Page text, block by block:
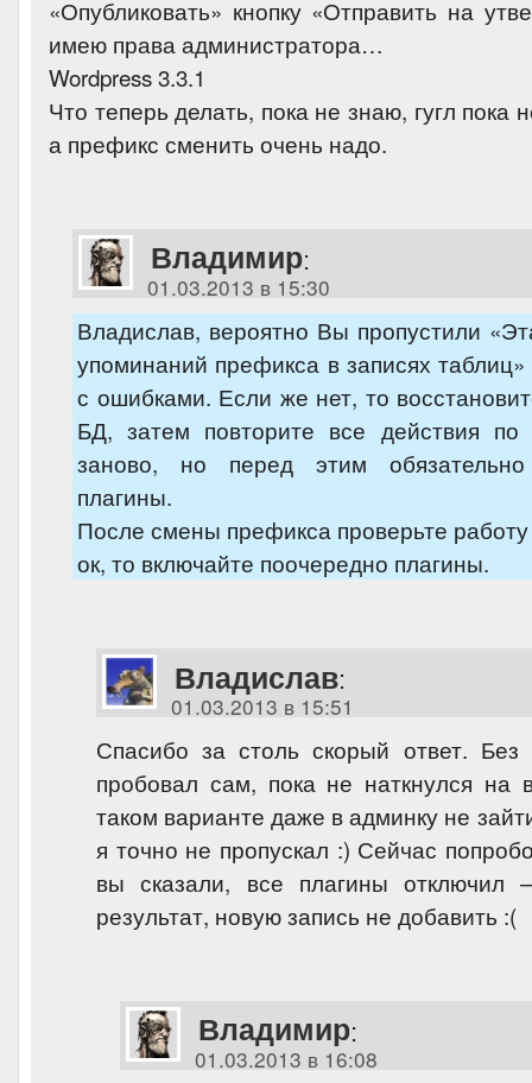
«Опубликовать» кнопку «Отправить на
имею права администратора…
Wordpress 3.3.1
Что теперь делать, пока не знаю, гугл пока
а префикс сменить очень надо.
Владимир:
01.03.2013 в 15:30
Владислав, вероятно Вы пропустили
упоминаний префикса в записях
с ошибками. Если же нет, то
БД, затем повторите все действия
заново, но перед этим
плагины.
После смены префикса проверьте
ок, то включайте поочередно плагины.
Владислав:
01.03.2013 в 15:51
Спасибо за столь скорый ответ. Без
пробовал сам, пока не наткнулся на
таком варианте даже в админку не
я точно не пропускал :) Сейчас
вы сказали, все плагины
результат, новую запись не добавить :(
Владимир:
01.03.2013 в 16:08